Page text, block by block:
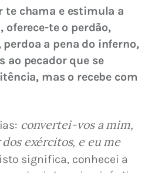
te chama e estimula a
oferece-te o perdão,
perdoa a pena do inferno,
ao pecador que se
mas o recebe com
convertei-vos a mim,
dos exércitos, e eu me
significa, conhecei a